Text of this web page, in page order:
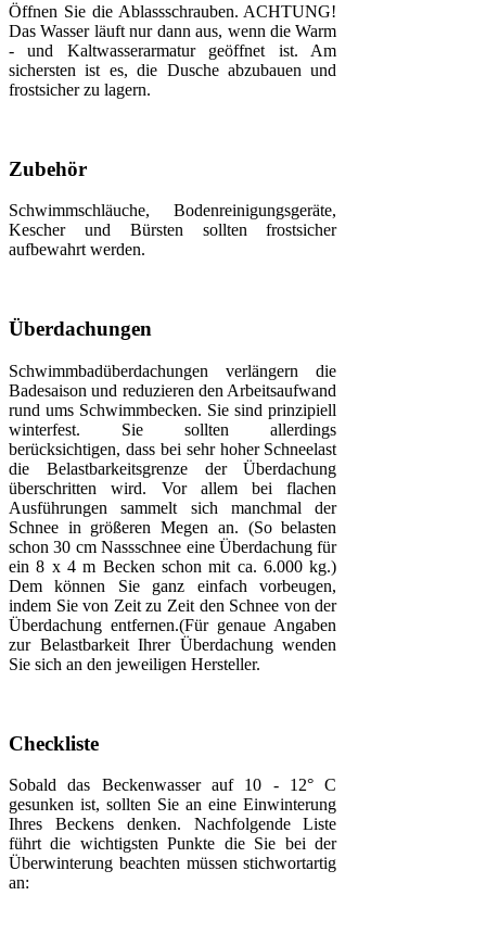
Öffnen Sie die Ablassschrauben. ACHTUNG!
Das Wasser läuft nur dann aus, wenn die Warm
- und Kaltwasserarmatur geöffnet ist. Am
sichersten ist es, die Dusche abzubauen und
frostsicher zu lagern.
Zubehör
Schwimmschläuche, Bodenreinigungsgeräte,
Kescher und Bürsten sollten frostsicher
aufbewahrt werden.
Überdachungen
Schwimmbadüberdachungen verlängern die
Badesaison und reduzieren den Arbeitsaufwand
rund ums Schwimmbecken. Sie sind prinzipiell
winterfest. Sie sollten allerdings
berücksichtigen, dass bei sehr hoher Schneelast
die Belastbarkeitsgrenze der Überdachung
überschritten wird. Vor allem bei flachen
Ausführungen sammelt sich manchmal der
Schnee in größeren Megen an. (So belasten
schon 30 cm Nassschnee eine Überdachung für
ein 8 x 4 m Becken schon mit ca. 6.000 kg.)
Dem können Sie ganz einfach vorbeugen,
indem Sie von Zeit zu Zeit den Schnee von der
Überdachung entfernen.(Für genaue Angaben
zur Belastbarkeit Ihrer Überdachung wenden
Sie sich an den jeweiligen Hersteller.
Checkliste
Sobald das Beckenwasser auf 10 - 12° C
gesunken ist, sollten Sie an eine Einwinterung
Ihres Beckens denken. Nachfolgende Liste
führt die wichtigsten Punkte die Sie bei der
Überwinterung beachten müssen stichwortartig
an: